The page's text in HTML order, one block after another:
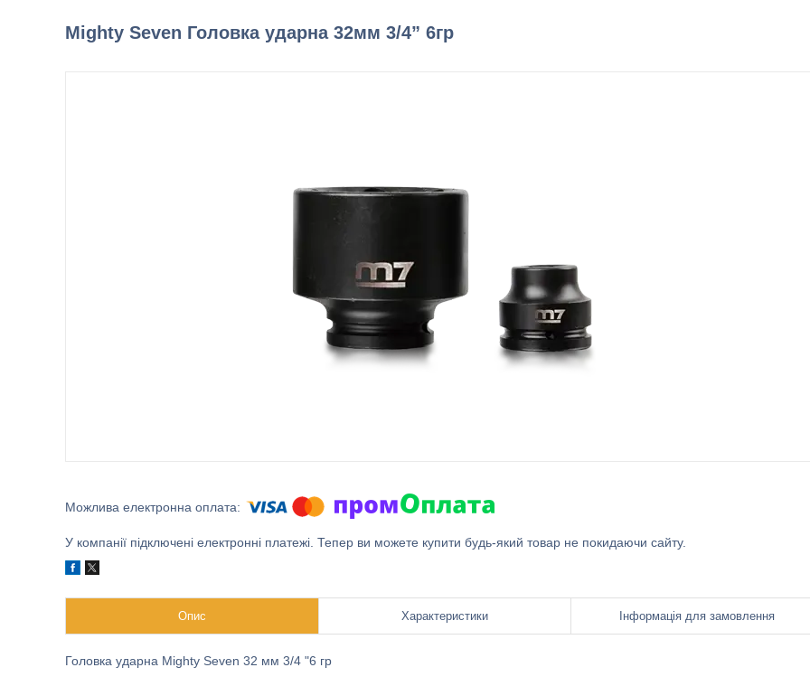
Mighty Seven Головка ударна 32мм 3/4” 6гр
У компанії підключені електронні платежі. Тепер ви можете купити будь-який товар не покидаючи сайту.
Опис Характеристики Інформація для замовлення
Головка ударна Mighty Seven 32 мм 3/4 "6 гр